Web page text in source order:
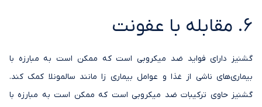
6. مقابله با عفونت
گشنیز دارای فواید ضد میکروبی است که ممکن است به مبارزه با
بیماری‌های ناشی از غذا و عوامل بیماری زا مانند سالمونلا کمک کند.
گشنیز حاوی ترکیبات ضد میکروبی است که ممکن است به مبارزه با